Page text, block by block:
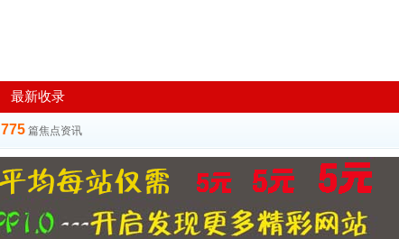
最新收录
775 篇焦点资讯